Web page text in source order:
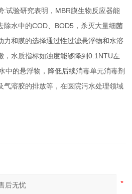
验研究表明，MBR膜生物反应器能
除水中的COD、BOD5，杀灭大量细菌
力和膜的选择通过性过滤悬浮物和水溶
，水质指标如浊度能够降到0.1NTU左
中的悬浮物，降低后续消毒单元消毒剂
气溶胶的排放等，在医院污水处理领域